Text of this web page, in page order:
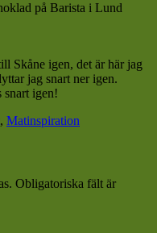
på Barista i Lund
Skåne igen, det är här jag
jag snart ner igen.
snart igen!
, Matinspiration
Obligatoriska fält är